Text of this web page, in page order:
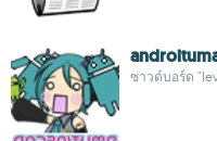
ซาวด์บอร์ด